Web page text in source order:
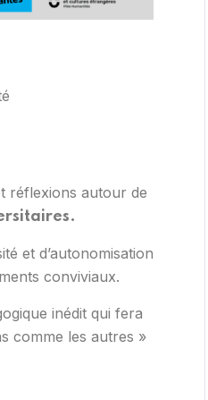
réflexions autour de
et d’autonomisation
conviviaux.
inédit qui fera
comme les autres »